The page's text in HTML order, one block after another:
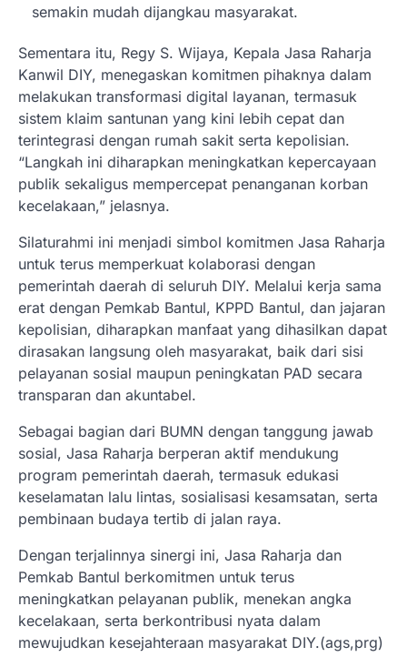
semakin mudah dijangkau masyarakat.
Sementara itu, Regy S. Wijaya, Kepala Jasa Raharja
Kanwil DIY, menegaskan komitmen pihaknya dalam
melakukan transformasi digital layanan, termasuk
sistem klaim santunan yang kini lebih cepat dan
terintegrasi dengan rumah sakit serta kepolisian.
“Langkah ini diharapkan meningkatkan kepercayaan
publik sekaligus mempercepat penanganan korban
kecelakaan,” jelasnya.
Silaturahmi ini menjadi simbol komitmen Jasa Raharja
untuk terus memperkuat kolaborasi dengan
pemerintah daerah di seluruh DIY. Melalui kerja sama
erat dengan Pemkab Bantul, KPPD Bantul, dan jajaran
kepolisian, diharapkan manfaat yang dihasilkan dapat
dirasakan langsung oleh masyarakat, baik dari sisi
pelayanan sosial maupun peningkatan PAD secara
transparan dan akuntabel.
Sebagai bagian dari BUMN dengan tanggung jawab
sosial, Jasa Raharja berperan aktif mendukung
program pemerintah daerah, termasuk edukasi
keselamatan lalu lintas, sosialisasi kesamsatan, serta
pembinaan budaya tertib di jalan raya.
Dengan terjalinnya sinergi ini, Jasa Raharja dan
Pemkab Bantul berkomitmen untuk terus
meningkatkan pelayanan publik, menekan angka
kecelakaan, serta berkontribusi nyata dalam
mewujudkan kesejahteraan masyarakat DIY.(ags,prg)